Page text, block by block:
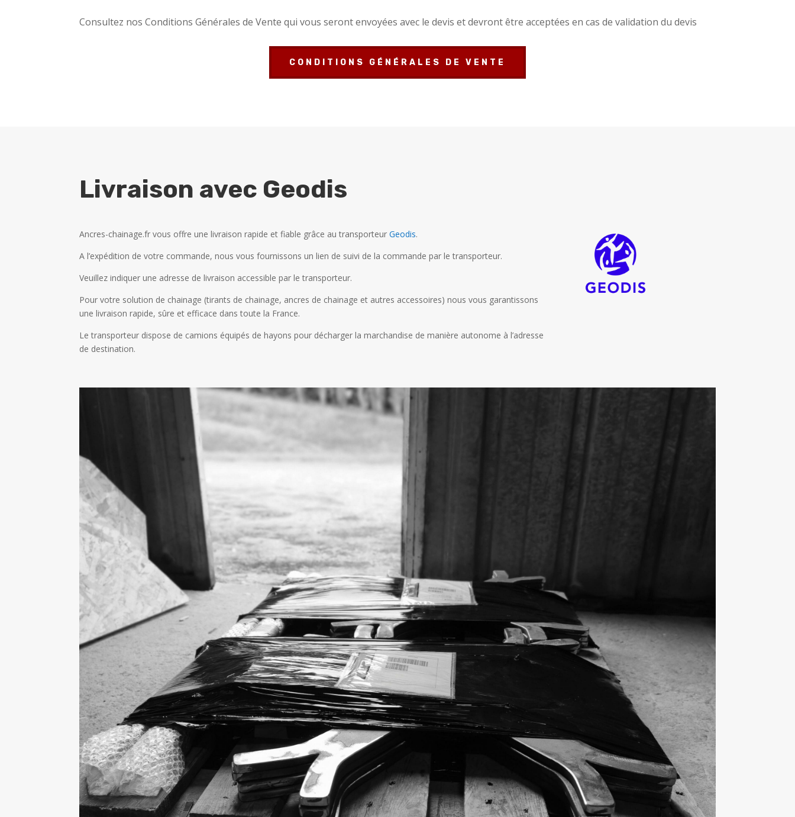
Consultez nos Conditions Générales de Vente qui vous seront envoyées avec le devis et devront être acceptées en cas de validation du devis
CONDITIONS GÉNÉRALES DE VENTE
Livraison avec Geodis
Ancres-chainage.fr vous offre une livraison rapide et fiable grâce au transporteurGeodis.
A l’expédition de votre commande, nous vous fournissons un lien de suivi de la commande par le transporteur.
Veuillez indiquer une adresse de livraison accessible par le transporteur.
Pour votre solution de chainage (tirants de chainage, ancres de chainage et autres accessoires) nous vous garantissons
une livraison rapide, sûre et efficace dans toute la France.
Le transporteur dispose de camions équipés de hayons pour décharger la marchandise de manière autonome à l’adresse
de destination.